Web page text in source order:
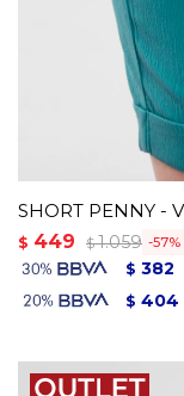
SHORT PENNY -
$ 449 $ 1.059 57
$ 382
$ 404